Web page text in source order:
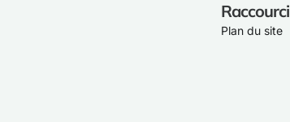
Raccourci
Plan du site